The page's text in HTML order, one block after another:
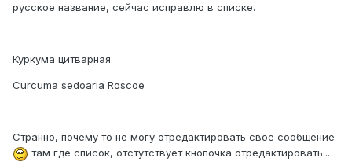
русское название, сейчас исправлю в списке.
Куркума цитварная
Curcuma sedoaria Roscoe
Странно, почему то не могу отредактировать свое сообщение
там где список, отстутствует кнопочка отредактировать...